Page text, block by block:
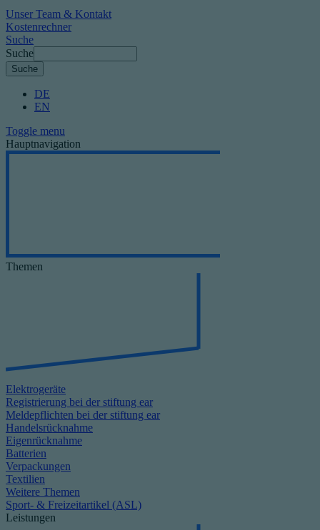
Unser Team & Kontakt
Kostenrechner
Suche
Suche
DE
EN
Toggle menu
Hauptnavigation
Themen
Elektrogeräte
Registrierung bei der stiftung ear
Meldepflichten bei der stiftung ear
Handelsrücknahme
Eigenrücknahme
Batterien
Verpackungen
Textilien
Weitere Themen
Sport- & Freizeitartikel (ASL)
Leistungen